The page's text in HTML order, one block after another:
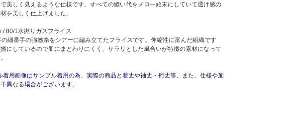
で美しく見えるような仕様です。すべての縫い代をメロー始末にしていて透け感の
を美しく仕上げました。
/ 80/1水撚りガスフライス
細番手の強撚糸をシアーに編み立てたフライスです。伸縮性に富んだ組織です
にしているので肌にまとわりにくく、サラリとした風合いが特徴の素材になって
着用画像はサンプル着用の為、実際の商品と着丈や袖丈・裄丈等、また、仕様や加
異なる場合がございます。